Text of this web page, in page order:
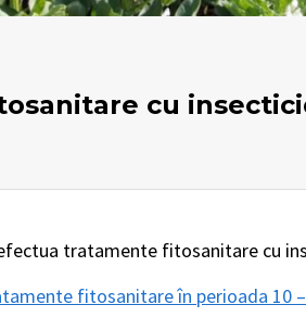
cu
tratamente fitosanitare cu
fitosanitare în perioada 10